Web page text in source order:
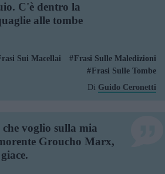
C'è dentro la
alle tombe
Sui Macellai
Frasi Sulle Maledizioni
Frasi Sulle Tombe
Di Guido Ceronetti
voglio sulla mia
Groucho Marx,